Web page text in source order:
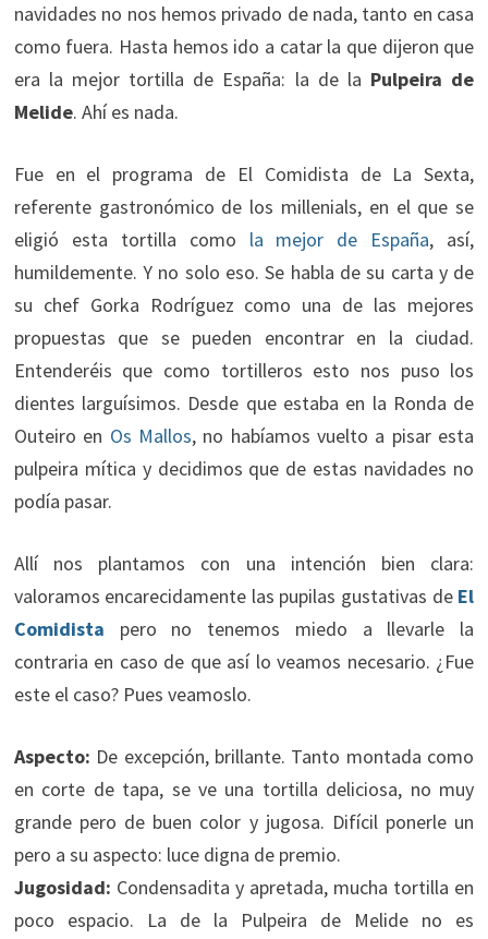
navidades no nos hemos privado de nada, tanto en casa
como fuera. Hasta hemos ido a catar la que dijeron que
era la mejor tortilla de España: la de la Pulpeira de
Melide. Ahí es nada.
Fue en el programa de El Comidista de La Sexta,
referente gastronómico de los millenials, en el que se
eligió esta tortilla como la mejor de España, así,
humildemente. Y no solo eso. Se habla de su carta y de
su chef Gorka Rodríguez como una de las mejores
propuestas que se pueden encontrar en la ciudad.
Entenderéis que como tortilleros esto nos puso los
dientes larguísimos. Desde que estaba en la Ronda de
Outeiro en Os Mallos, no habíamos vuelto a pisar esta
pulpeira mítica y decidimos que de estas navidades no
podía pasar.
Allí nos plantamos con una intención bien clara:
valoramos encarecidamente las pupilas gustativas de El
Comidista pero no tenemos miedo a llevarle la
contraria en caso de que así lo veamos necesario. ¿Fue
este el caso? Pues veamoslo.
Aspecto: De excepción, brillante. Tanto montada como
en corte de tapa, se ve una tortilla deliciosa, no muy
grande pero de buen color y jugosa. Difícil ponerle un
pero a su aspecto: luce digna de premio.
Jugosidad: Condensadita y apretada, mucha tortilla en
poco espacio. La de la Pulpeira de Melide no es